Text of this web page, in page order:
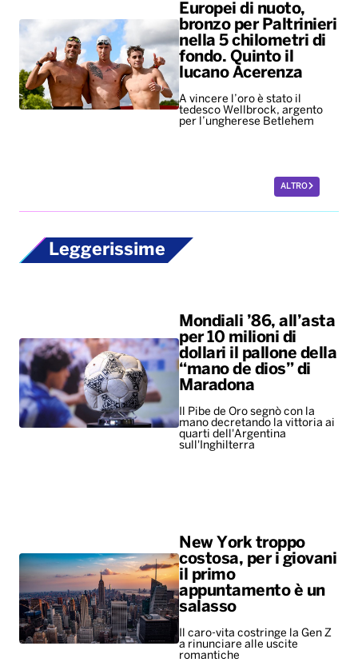
Europei di nuoto,
bronzo per Paltrinieri
nella 5 chilometri di
fondo. Quinto il
lucano Acerenza
A vincere l’oro è stato il
tedesco Wellbrock, argento
per l’ungherese Betlehem
ALTRO
Leggerissime
Mondiali ’86, all’asta
per 10 milioni di
dollari il pallone della
“mano de dios” di
Maradona
Il Pibe de Oro segnò con la
mano decretando la vittoria ai
quarti dell'Argentina
sull'Inghilterra
New York troppo
costosa, per i giovani
il primo
appuntamento è un
salasso
Il caro-vita costringe la Gen Z
a rinunciare alle uscite
romantiche